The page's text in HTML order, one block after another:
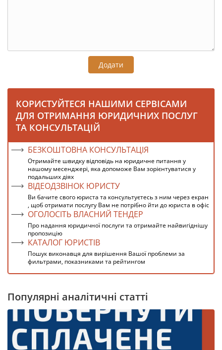
Додати
КОРИСТУЙТЕСЯ НАШИМИ СЕРВІСАМИ
ДЛЯ ОТРИМАННЯ ЮРИДИЧНИХ ПОСЛУГ
ТА КОНСУЛЬТАЦІЙ
БЕЗКОШТОВНА КОНСУЛЬТАЦІЯ
Отримайте швидку відповідь на юридичне питання у
нашому месенджері, яка допоможе Вам зорієнтуватися у
подальших діях
ВІДЕОДЗВІНОК ЮРИСТУ
Ви бачите свого юриста та консультуєтесь з ним через екран
, щоб отримати послугу Вам не потрібно йти до юриста в офіс
ОГОЛОСІТЬ ВЛАСНИЙ ТЕНДЕР
Про надання юридичної послуги та отримайте найвигіднішу
пропозицію
КАТАЛОГ ЮРИСТІВ
Пошук виконавця для вирішення Вашої проблеми за
фильтрами, показниками та рейтингом
Популярні аналітичні статті